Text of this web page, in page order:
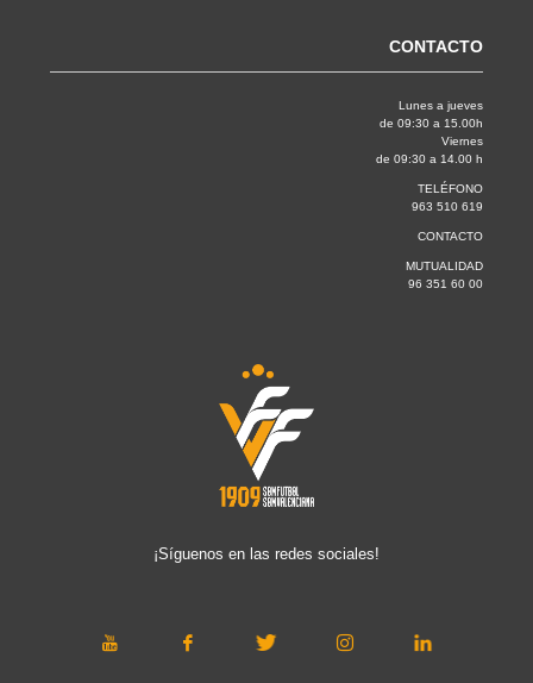
CONTACTO
Lunes a jueves
de 09:30 a 15.00h
Viernes
de 09:30 a 14.00 h
TELÉFONO
963 510 619
CONTACTO
MUTUALIDAD
96 351 60 00
¡Síguenos en las redes sociales!